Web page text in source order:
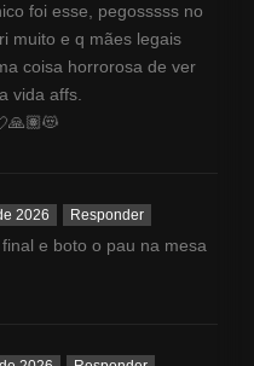
foi esse, pegosssss no
muito e q mães legais
coisa horrorosa de ver
vida affs.
2026 Responder
e boto o pau na mesa